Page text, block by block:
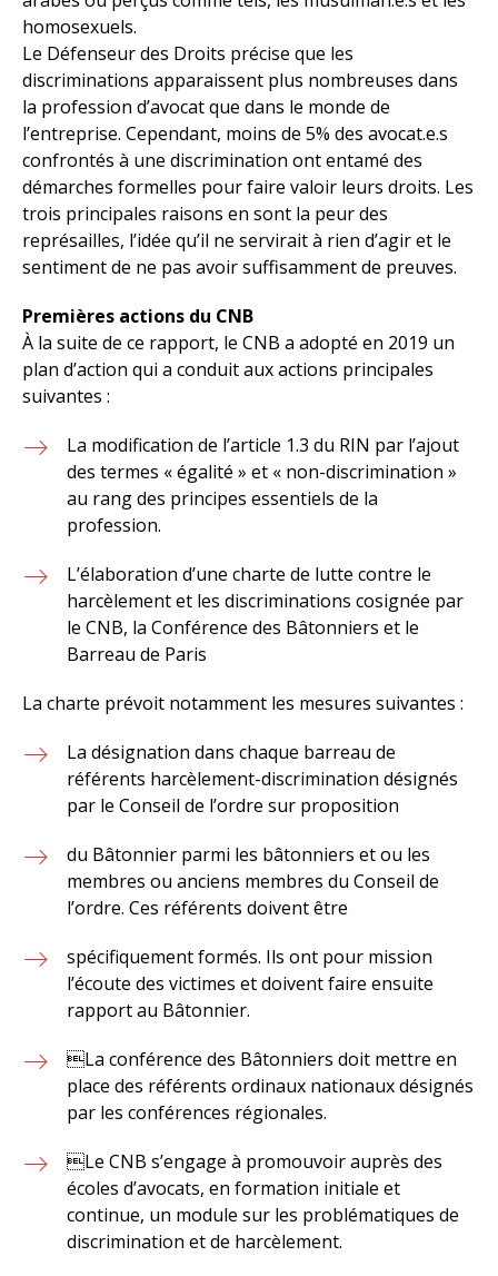
homosexuels.
Le Défenseur des Droits précise que les
discriminations apparaissent plus nombreuses dans
la profession d’avocat que dans le monde de
l’entreprise. Cependant, moins de 5% des avocat.e.s
confrontés à une discrimination ont entamé des
démarches formelles pour faire valoir leurs droits. Les
trois principales raisons en sont la peur des
représailles, l’idée qu’il ne servirait à rien d’agir et le
sentiment de ne pas avoir suffisamment de preuves.
Premières actions du CNB
À la suite de ce rapport, le CNB a adopté en 2019 un
plan d’action qui a conduit aux actions principales
suivantes :
La modification de l’article 1.3 du RIN par l’ajout
des termes « égalité » et « non-discrimination »
au rang des principes essentiels de la
profession.
L’élaboration d’une charte de lutte contre le
harcèlement et les discriminations cosignée par
le CNB, la Conférence des Bâtonniers et le
Barreau de Paris
La charte prévoit notamment les mesures suivantes :
La désignation dans chaque barreau de
référents harcèlement-discrimination désignés
par le Conseil de l’ordre sur proposition
du Bâtonnier parmi les bâtonniers et ou les
membres ou anciens membres du Conseil de
l’ordre. Ces référents doivent être
spécifiquement formés. Ils ont pour mission
l’écoute des victimes et doivent faire ensuite
rapport au Bâtonnier.
La conférence des Bâtonniers doit mettre en
place des référents ordinaux nationaux désignés
par les conférences régionales.
Le CNB s’engage à promouvoir auprès des
écoles d’avocats, en formation initiale et
continue, un module sur les problématiques de
discrimination et de harcèlement.